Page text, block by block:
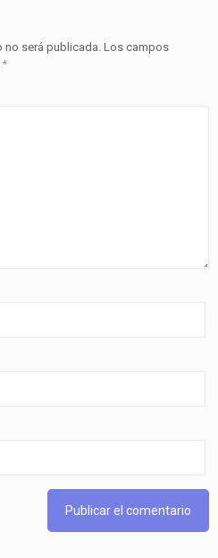
no será publicada. Los campos
*